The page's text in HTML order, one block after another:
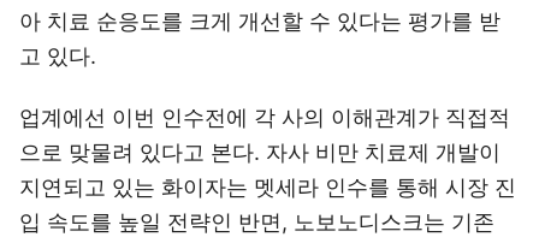
아 치료 순응도를 크게 개선할 수 있다는 평가를 받
고 있다.
업계에선 이번 인수전에 각 사의 이해관계가 직접적
으로 맞물려 있다고 본다. 자사 비만 치료제 개발이
지연되고 있는 화이자는 멧세라 인수를 통해 시장 진
입 속도를 높일 전략인 반면, 노보노디스크는 기존